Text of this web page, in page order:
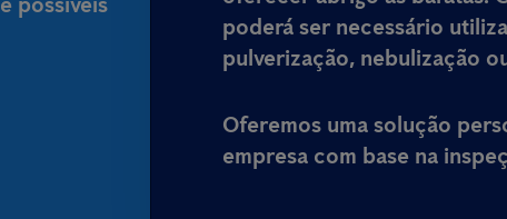
poderá ser necessário
pulverização, nebulização
Oferemos uma solução
empresa com base na